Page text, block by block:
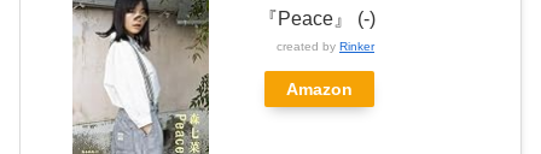
『Peace』 (-)
created by Rinker
Amazon